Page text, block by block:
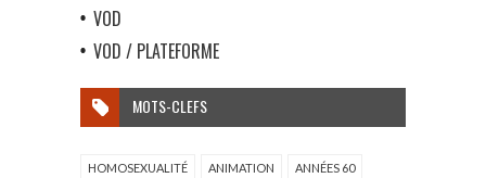
VOD
VOD / PLATEFORME
MOTS-CLEFS
HOMOSEXUALITÉ ANIMATION ANNÉES 60